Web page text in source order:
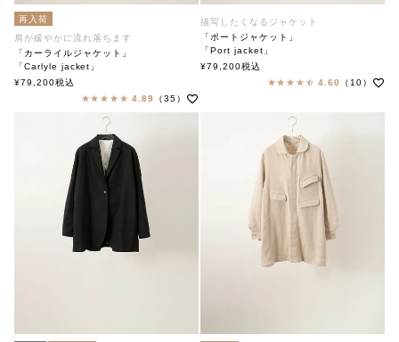
再入荷
肩が緩やかに流れ落ちます
「カーライルジャケット」
「Carlyle jacket」
soutiencollar（ステンカラー）
¥79,200税込
4.89
（35）
描写したくなるジャケット
「ポートジャケット」
「Port jacket」
soutiencollar(ステンカラー)
¥79,200税込
4.60
（10）